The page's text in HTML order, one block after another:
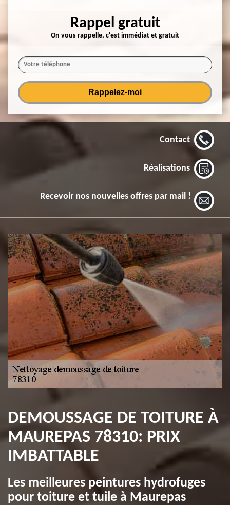
Rappel gratuit
On vous rappelle, c'est immédiat et gratuit
Contact
Réalisations
Recevoir nos nouvelles offres par mail !
DEMOUSSAGE DE TOITURE À
MAUREPAS 78310: PRIX
IMBATTABLE
Les meilleures peintures hydrofuges
pour toiture et tuile à Maurepas